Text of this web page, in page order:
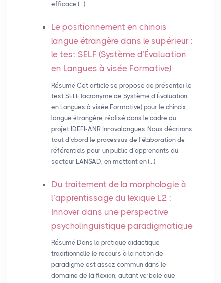
efficace (…)
Le positionnement en chinois
langue étrangère dans le supérieur :
le test SELF (Système d’Évaluation
en Langues à visée Formative)
Résumé Cet article se propose de présenter le
test SELF (acronyme de Système d’Évaluation
en Langues à visée Formative) pour le chinois
langue étrangère, réalisé dans le cadre du
projet IDEFI-ANR Innovalangues. Nous décrirons
tout d’abord le processus de l’élaboration de
référentiels pour un public d’apprenants du
secteur LANSAD, en mettant en (…)
Du traitement de la morphologie à
l’apprentissage du lexique L2 :
Innover dans une perspective
psycholinguistique paradigmatique
Résumé Dans la pratique didactique
traditionnelle le recours à la notion de
paradigme est assez commun dans le
domaine de la flexion, autant verbale que